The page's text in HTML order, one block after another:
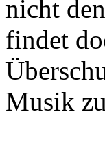
nicht
findet
Musik